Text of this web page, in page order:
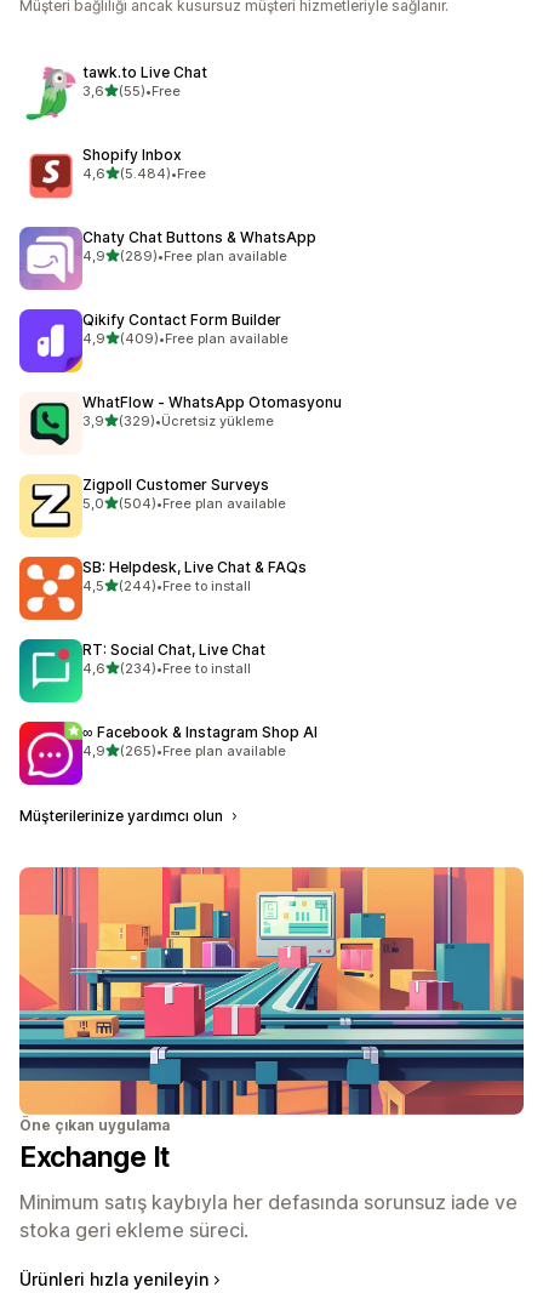
Müşteri bağlılığı ancak kusursuz müşteri hizmetleriyle sağlanır.
tawk.to Live Chat
3,65 yıldız üzerinden
(55)
toplam 55 değerlendirme
•Free
Shopify Inbox
4,65 yıldız üzerinden
(5.484)
toplam 5484 değerlendirme
•Free
Chaty Chat Buttons & WhatsApp
4,95 yıldız üzerinden
(289)
toplam 289 değerlendirme
•Free plan available
Qikify Contact Form Builder
4,95 yıldız üzerinden
(409)
toplam 409 değerlendirme
•Free plan available
WhatFlow ‑ WhatsApp Otomasyonu
3,95 yıldız üzerinden
(329)
toplam 329 değerlendirme
•Ücretsiz yükleme
Zigpoll Customer Surveys
5,05 yıldız üzerinden
(504)
toplam 504 değerlendirme
•Free plan available
SB: Helpdesk, Live Chat & FAQs
4,55 yıldız üzerinden
(244)
toplam 244 değerlendirme
•Free to install
RT: Social Chat, Live Chat
4,65 yıldız üzerinden
(234)
toplam 234 değerlendirme
•Free to install
∞ Facebook & Instagram Shop AI
4,95 yıldız üzerinden
(265)
toplam 265 değerlendirme
•Free plan available
Müşterilerinize yardımcı olun
Öne çıkan uygulama
Exchange It
Minimum satış kaybıyla her defasında sorunsuz iade ve
stoka geri ekleme süreci.
Ürünleri hızla yenileyin